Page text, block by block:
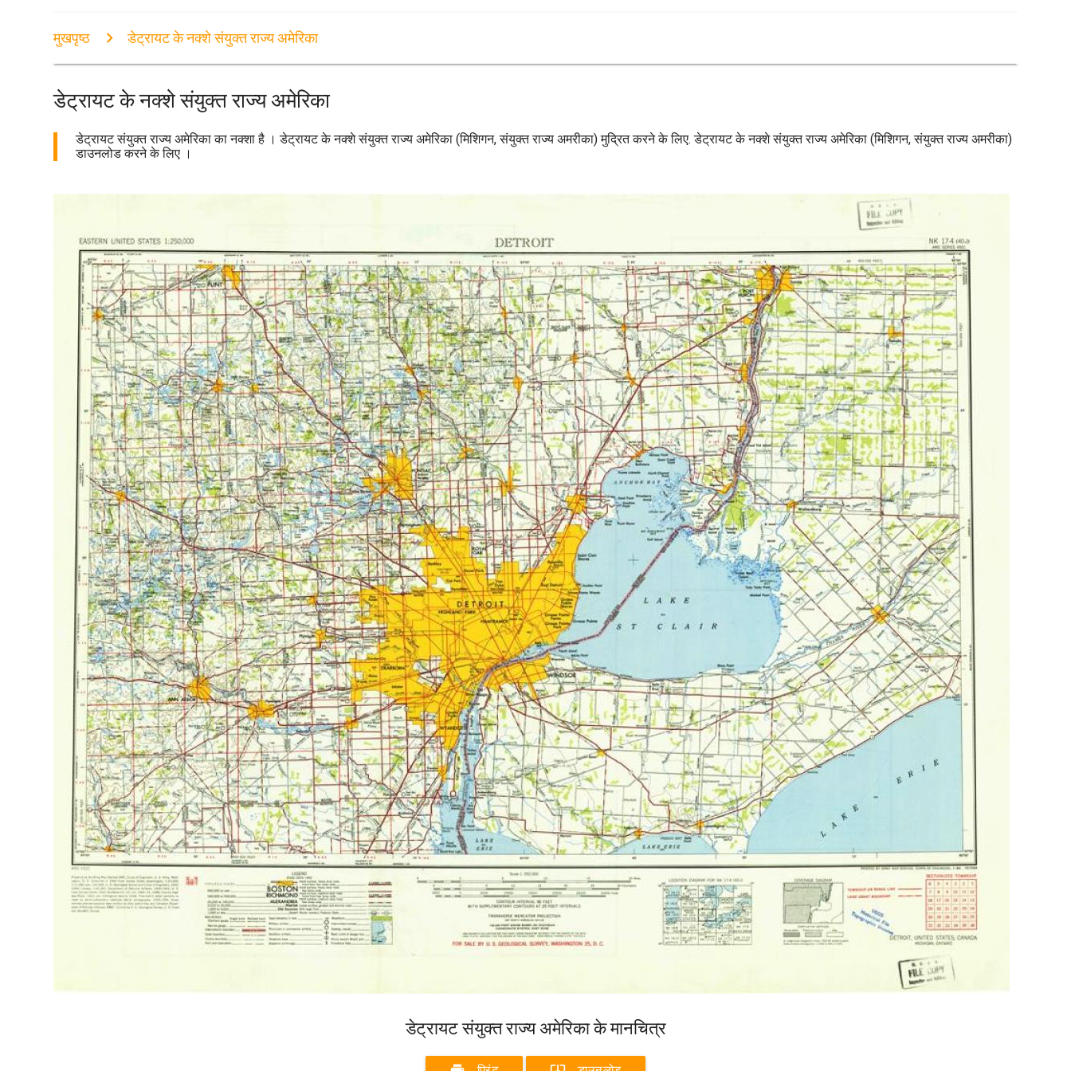
मुखपृष्ठ डेट्रायट के नक्शे संयुक्त राज्य अमेरिका
डेट्रायट के नक्शे संयुक्त राज्य अमेरिका
डेट्रायट संयुक्त राज्य अमेरिका का नक्शा है । डेट्रायट के नक्शे संयुक्त राज्य अमेरिका (मिशिगन, संयुक्त राज्य अमरीका) मुद्रित करने के लिए. डेट्रायट के नक्शे संयुक्त राज्य अमेरिका (मिशिगन, संयुक्त राज्य अमरीका)
डाउनलोड करने के लिए ।
डेट्रायट संयुक्त राज्य अमेरिका के मानचित्र